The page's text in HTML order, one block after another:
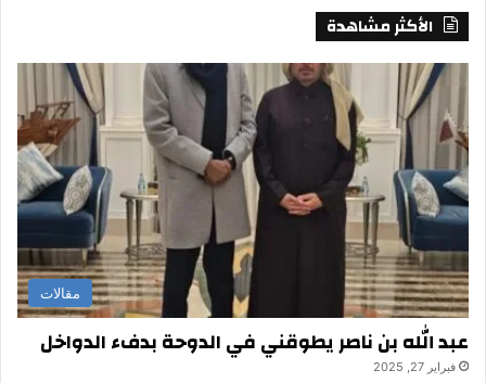
الأكثر مشاهدة
مقالات
عبد الله بن ناصر يطوقني في الدوحة بدفء الدواخل
فبراير 27, 2025